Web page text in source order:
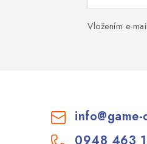
Vložením e-
info@